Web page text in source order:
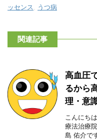
ッセンス, うつ病
関連記事
高血圧
るから
理・意
こんにち
療法治療
島 佑介で